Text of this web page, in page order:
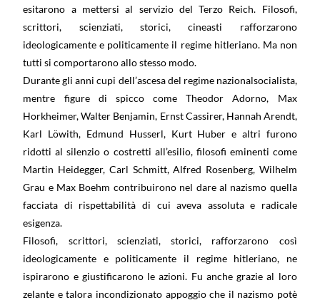
esitarono a mettersi al servizio del Terzo Reich. Filosofi,
scrittori, scienziati, storici, cineasti rafforzarono
ideologicamente e politicamente il regime hitleriano. Ma non
tutti si comportarono allo stesso modo.
Durante gli anni cupi dell’ascesa del regime nazionalsocialista,
mentre figure di spicco come Theodor Adorno, Max
Horkheimer, Walter Benjamin, Ernst Cassirer, Hannah Arendt,
Karl Löwith, Edmund Husserl, Kurt Huber e altri furono
ridotti al silenzio o costretti all’esilio, filosofi eminenti come
Martin Heidegger, Carl Schmitt, Alfred Rosenberg, Wilhelm
Grau e Max Boehm contribuirono nel dare al nazismo quella
facciata di rispettabilità di cui aveva assoluta e radicale
esigenza.
Filosofi, scrittori, scienziati, storici, rafforzarono così
ideologicamente e politicamente il regime hitleriano, ne
ispirarono e giustificarono le azioni. Fu anche grazie al loro
zelante e talora incondizionato appoggio che il nazismo potè